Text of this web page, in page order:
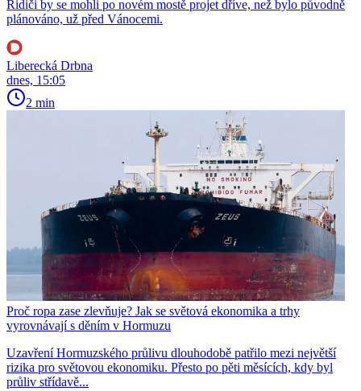
Řidiči by se mohli po novém mostě projet dříve, než bylo původně
plánováno, už před Vánocemi.
Liberecká Drbna
dnes, 15:05
2 min
Proč ropa zase zlevňuje? Jak se světová ekonomika a trhy
vyrovnávají s děním v Hormuzu
Uzavření Hormuzského průlivu dlouhodobě patřilo mezi největší
rizika pro světovou ekonomiku. Přesto po pěti měsících, kdy byl
průliv střídavě...